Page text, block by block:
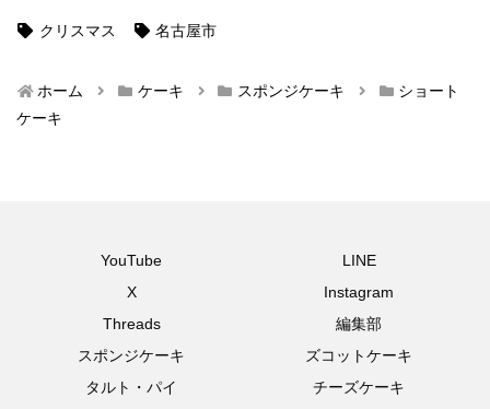
クリスマス 名古屋市
ホーム ケーキ スポンジケーキ
ショート
ケーキ
YouTube
LINE
X
Instagram
Threads
編集部
スポンジケーキ
ズコットケーキ
タルト・パイ
チーズケーキ